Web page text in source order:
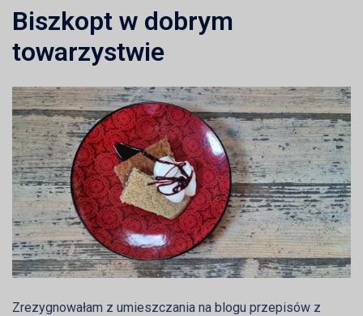
Biszkopt w dobrym
towarzystwie
Zrezygnowałam z umieszczania na blogu przepisów z